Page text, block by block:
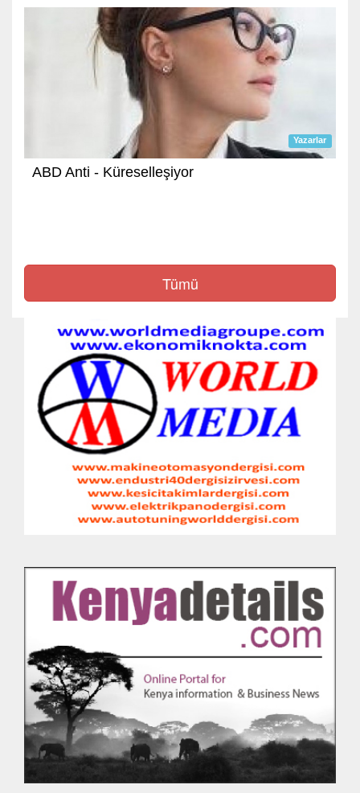
Yazarlar
ABD Anti - Küreselleşiyor
Tümü